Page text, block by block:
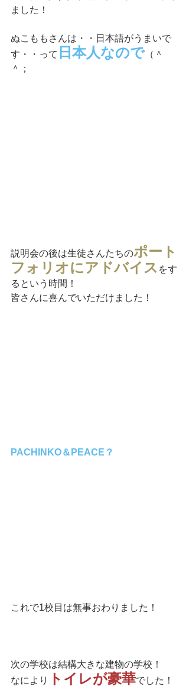
ました！
ぬこももさんは・・日本語がうまいで
す・・って 日本人なので（＾
＾；
説明会の後は生徒さんたちのポート
フォリオにアドバイス をす
るという時間！
皆さんに喜んでいただけました！
PACHINKO＆PEACE？
これで1校目は無事おわりました！
次の学校は結構大きな建物の学校！
なにより
トイレが豪華でした！